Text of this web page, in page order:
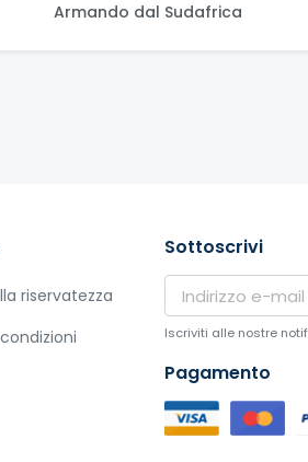
Armando dal Sudafrica
riservatezza
Sottoscrivi
Iscriviti alle nostre
Pagamento